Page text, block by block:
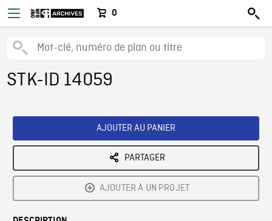
0
STK-ID 14059
AJOUTER AU PANIER
PARTAGER
AJOUTER À UN PROJET